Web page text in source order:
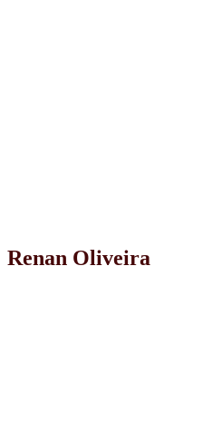
Renan Oliveira